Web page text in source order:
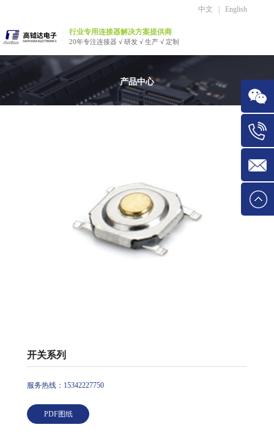
中文 English
行业专用连接器解决方案提供商
20年专注连接器 √ 研发 √ 生产 √ 定制
产品中心
开关系列
服务热线：15342227750
PDF图纸
微信
E-mail